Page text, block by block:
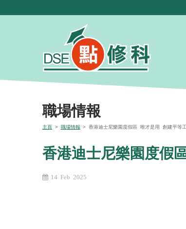
職場情報
主頁 > 職場情報 > 香港迪士尼樂園度假區 唯才是用 創建平等
香港迪士尼樂園度假
14 Feb 2025